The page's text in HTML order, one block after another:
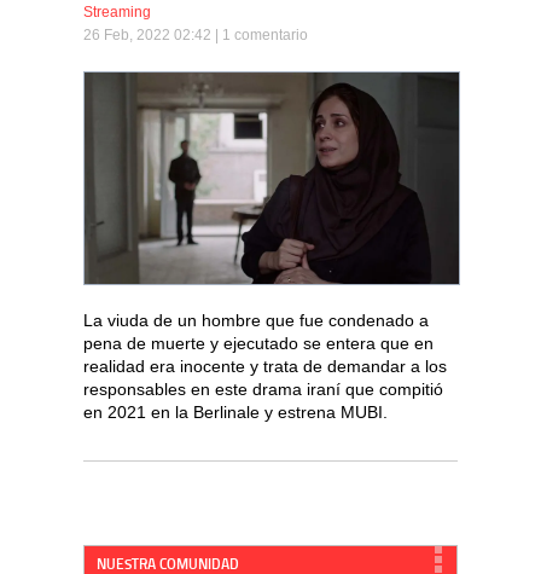
Streaming
26 Feb, 2022 02:42 | 1 comentario
La viuda de un hombre que fue condenado a
pena de muerte y ejecutado se entera que en
realidad era inocente y trata de demandar a los
responsables en este drama iraní que compitió
en 2021 en la Berlinale y estrena MUBI.
NUESTRA COMUNIDAD